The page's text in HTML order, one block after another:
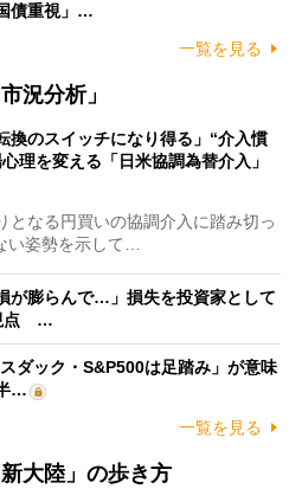
債重視」…
一覧を見る
況分析」
換のスイッチになり得る」“介入慣
理を変える「日米協調為替介入」
なる円買いの協調介入に踏み切っ
い姿勢を示して…
が膨らんで…」損失を投資家として
点 …
ダック・S&P500は足踏み」が意味
…
一覧を見る
大陸」の歩き方